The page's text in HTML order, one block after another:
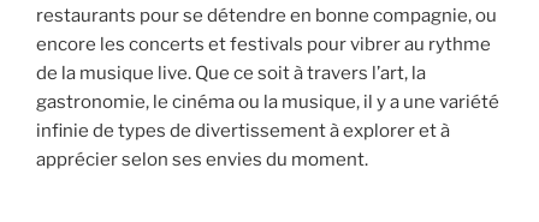
restaurants pour se détendre en bonne compagnie, ou
encore les concerts et festivals pour vibrer au rythme
de la musique live. Que ce soit à travers l’art, la
gastronomie, le cinéma ou la musique, il y a une variété
infinie de types de divertissement à explorer et à
apprécier selon ses envies du moment.